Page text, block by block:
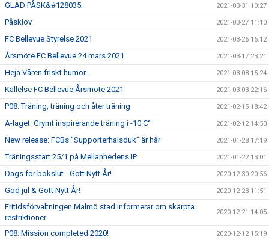
GLAD PÅSK&#128035; 2021-03-31 10:27
Påsklov 2021-03-27 11:10
FC Bellevue Styrelse 2021 2021-03-26 16:12
Årsmöte FC Bellevue 24 mars 2021 2021-03-17 23:21
Heja Våren friskt humör... 2021-03-08 15:24
Kallelse FC Bellevue Årsmöte 2021 2021-03-03 22:16
P08: Träning, träning och åter träning 2021-02-15 18:42
A-laget: Grymt inspirerande träning i -10 C° 2021-02-12 14:50
New release: FCBs ”Supporterhalsduk” är här 2021-01-28 17:19
Träningsstart 25/1 på Mellanhedens IP 2021-01-22 13:01
Dags för bokslut - Gott Nytt År! 2020-12-30 20:56
God jul & Gott Nytt År! 2020-12-23 11:51
Fritidsförvaltningen Malmö stad informerar om skärpta
restriktioner
2020-12-21 14:05
P08: Mission completed 2020! 2020-12-12 15:19